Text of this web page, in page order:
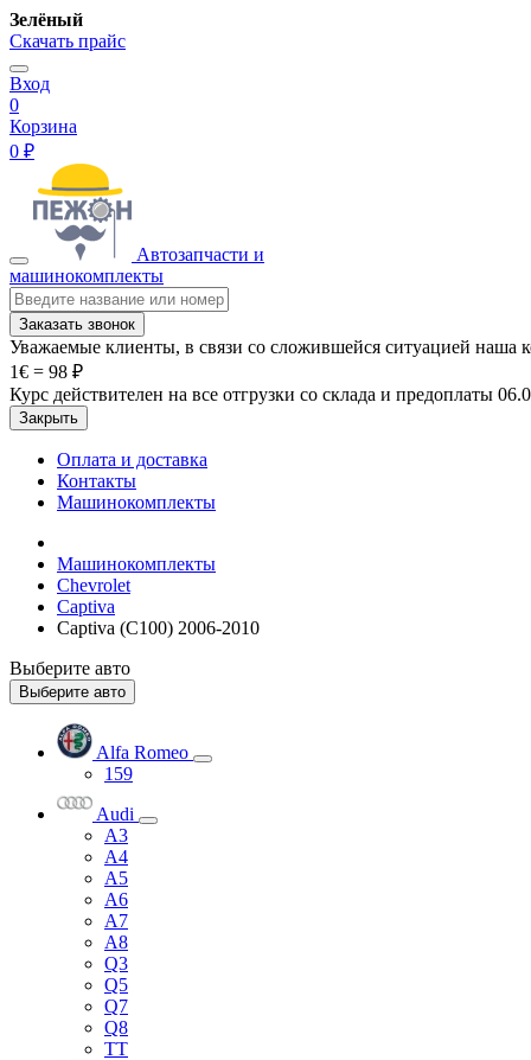
Зелёный
Скачать прайс
Вход
0
Корзина
0 ₽
Автозапчасти и
машинокомплекты
Заказать звонок
Уважаемые клиенты, в связи со сложившейся ситуацией наша
1€ = 98 ₽
Курс действителен на все отгрузки со склада и предоплаты
Закрыть
Оплата и доставка
Контакты
Машинокомплекты
Машинокомплекты
Chevrolet
Captiva
Captiva (C100) 2006-2010
Выберите авто
Выберите авто
Alfa Romeo
159
Audi
A3
A4
A5
A6
A7
A8
Q3
Q5
Q7
Q8
TT